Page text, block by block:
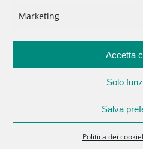
Marketing
Accetta
Solo
Salva
Politica dei cookie